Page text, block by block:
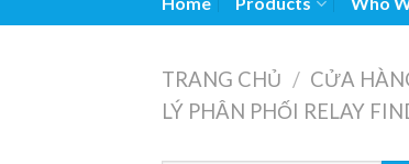
TRANG CHỦ / CỬA
LÝ PHÂN PHỐI RELAY